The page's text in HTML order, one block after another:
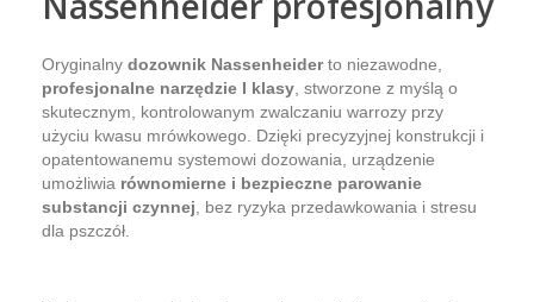
Oryginalny dozownik Nassenheiderto niezawodne,
profesjonalne narzędzie I klasy , stworzone z myślą o
skutecznym, kontrolowanym zwalczaniu warrozy przy
użyciu kwasu mrówkowego. Dzięki precyzyjnej konstrukcji i
opatentowanemu systemowi dozowania, urządzenie
umożliwia równomierne i bezpieczne parowanie
substancji czynnej , bez ryzyka przedawkowania i stresu
dla pszczół.